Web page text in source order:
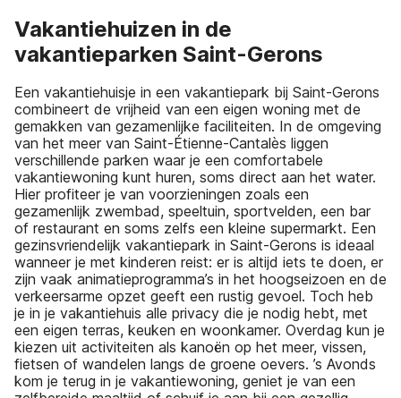
Vakantiehuizen in de
vakantieparken Saint-Gerons
Een vakantiehuisje in een vakantiepark bij Saint-Gerons
combineert de vrijheid van een eigen woning met de
gemakken van gezamenlijke faciliteiten. In de omgeving
van het meer van Saint-Étienne-Cantalès liggen
verschillende parken waar je een comfortabele
vakantiewoning kunt huren, soms direct aan het water.
Hier profiteer je van voorzieningen zoals een
gezamenlijk zwembad, speeltuin, sportvelden, een bar
of restaurant en soms zelfs een kleine supermarkt. Een
gezinsvriendelijk vakantiepark in Saint-Gerons is ideaal
wanneer je met kinderen reist: er is altijd iets te doen, er
zijn vaak animatieprogramma’s in het hoogseizoen en de
verkeersarme opzet geeft een rustig gevoel. Toch heb
je in je vakantiehuis alle privacy die je nodig hebt, met
een eigen terras, keuken en woonkamer. Overdag kun je
kiezen uit activiteiten als kanoën op het meer, vissen,
fietsen of wandelen langs de groene oevers. ’s Avonds
kom je terug in je vakantiewoning, geniet je van een